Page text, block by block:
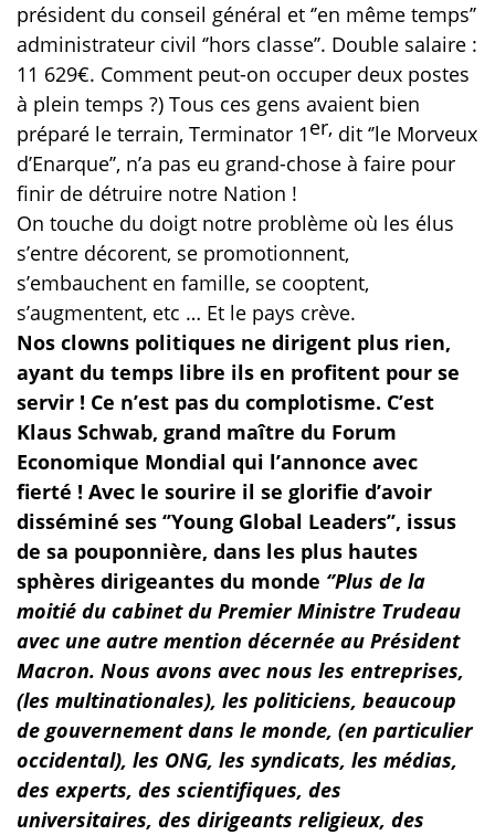
président du conseil général et ‘’en même temps’’
administrateur civil ‘’hors classe’’. Double salaire :
11 629€. Comment peut-on occuper deux postes
à plein temps ?) Tous ces gens avaient bien
préparé le terrain, Terminator 1er, dit ‘’le Morveux
d’Enarque’’, n’a pas eu grand-chose à faire pour
finir de détruire notre Nation !
On touche du doigt notre problème où les élus
s’entre décorent, se promotionnent,
s’embauchent en famille, se cooptent,
s’augmentent, etc … Et le pays crève.
Nos clowns politiques ne dirigent plus rien,
ayant du temps libre ils en profitent pour se
servir ! Ce n’est pas du complotisme. C’est
Klaus Schwab, grand maître du Forum
Economique Mondial qui l’annonce avec
fierté ! Avec le sourire il se glorifie d’avoir
disséminé ses ‘’Young Global Leaders’’, issus
de sa pouponnière, dans les plus hautes
sphères dirigeantes du monde ‘’Plus de la
moitié du cabinet du Premier Ministre Trudeau
avec une autre mention décernée au Président
Macron. Nous avons avec nous les entreprises,
(les multinationales), les politiciens, beaucoup
de gouvernement dans le monde, (en particulier
occidental), les ONG, les syndicats, les médias,
des experts, des scientifiques, des
universitaires, des dirigeants religieux, des